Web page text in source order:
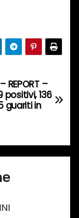
REPORT –
positivi, 136
guariti in